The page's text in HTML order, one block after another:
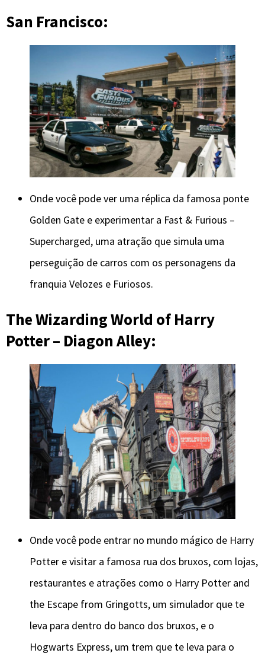
San Francisco:
Onde você pode ver uma réplica da famosa ponte
Golden Gate e experimentar a Fast & Furious –
Supercharged, uma atração que simula uma
perseguição de carros com os personagens da
franquia Velozes e Furiosos.
The Wizarding World of Harry
Potter – Diagon Alley:
Onde você pode entrar no mundo mágico de Harry
Potter e visitar a famosa rua dos bruxos, com lojas,
restaurantes e atrações como o Harry Potter and
the Escape from Gringotts, um simulador que te
leva para dentro do banco dos bruxos, e o
Hogwarts Express, um trem que te leva para o